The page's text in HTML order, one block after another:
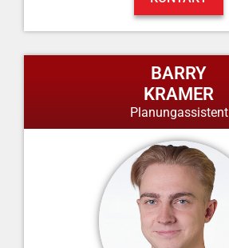
BARRY
KRAMER
Planungassistent